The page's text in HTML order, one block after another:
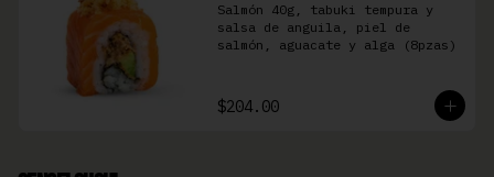
Salmón 40g, tabuki tempura y
salsa de anguila, piel de
salmón, aguacate y alga (8pzas)
$204.00